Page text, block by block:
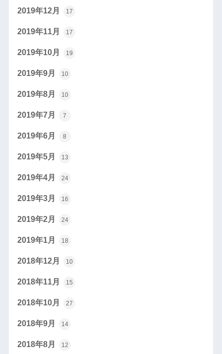
2019年12月 17
2019年11月 17
2019年10月 19
2019年9月 10
2019年8月 10
2019年7月 7
2019年6月 8
2019年5月 13
2019年4月 24
2019年3月 16
2019年2月 24
2019年1月 18
2018年12月 10
2018年11月 15
2018年10月 27
2018年9月 14
2018年8月 12